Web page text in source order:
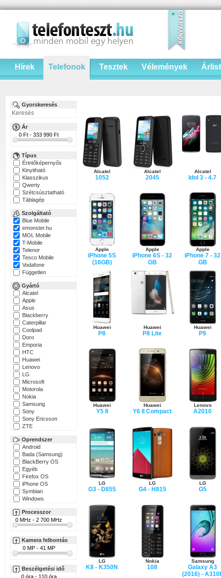
Hírek Telefonok Tesztek Vélemények
Gyorskeresés
Ár
Típus
Érintőképernyős
Kinyitható
Klasszikus
Qwerty
Szétcsúsztatható
Táblagép
Szolgáltató
Blue Mobile
emonster.hu
MOL Mobile
T-Mobile
Telenor
Tesco Mobile
Vodafone
Független
Gyártó
Alcatel
Apple
Asus
Blackberry
Caterpillar
Coolpad
Doro
Emporia
HTC
Huawei
Lenovo
LG
Microsoft
Motorola
Nokia
Samsung
Sony
Sony Ericsson
ZTE
Oprendszer
Android
Bada (Samsung)
BlackBerry OS
Egyéb
Firefox OS
iPhone OS
Symbian
Windows
Processzor
Kamera felbontás
Beszélgetési idő
Alcatel
1052
Alcatel
2045
Alcatel
Idol 3 - 4.7
Apple
iPhone 5S
(16GB)
Apple
iPhone 6S - 32
GB
Apple
iPhone 7 - 32
GB
Huawei
P8
Huawei
P8 Lite
Huawei
P9
Huawei
Y5 II
Huawei
Y6 II Compact
Lenovo
A2010
LG
G3 - D855
LG
G4 - H815
LG
G5
LG
K8 - K350N
Nokia
108
Samsung
Galaxy A3
(2016) -